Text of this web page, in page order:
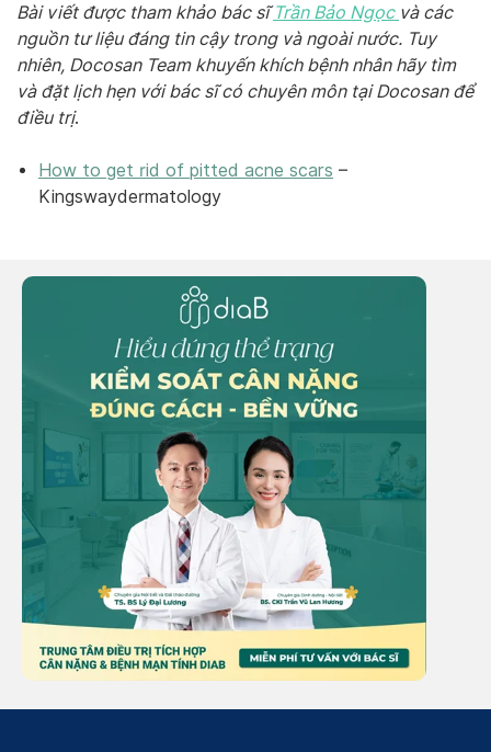
Bài viết được tham khảo bác sĩTrần Bảo Ngọc và các
nguồn tư liệu đáng tin cậy trong và ngoài nước. Tuy
nhiên, Docosan Team khuyến khích bệnh nhân hãy tìm
và đặt lịch hẹn với bác sĩ có chuyên môn tại Docosan để
điều trị.
How to get rid of pitted acne scars –
Kingswaydermatology